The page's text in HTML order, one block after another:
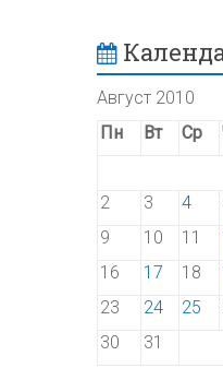
Август 2010
Пн
Вт Ср
2
3 4
9
10 11
16
17 18
23
24 25
30
31